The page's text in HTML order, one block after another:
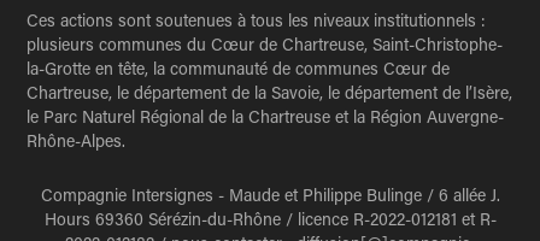
Ces actions sont soutenues à tous les niveaux institutionnels :
plusieurs communes du Cœur de Chartreuse, Saint-Christophe-
la-Grotte en tête, la communauté de communes Cœur de
Chartreuse, le département de la Savoie, le département de l’Isère,
le Parc Naturel Régional de la Chartreuse et la Région Auvergne-
Rhône-Alpes.
Compagnie Intersignes - Maude et Philippe Bulinge / 6 allée J.
Hours 69360 Sérézin-du-Rhône / licence R-2022-012181 et R-